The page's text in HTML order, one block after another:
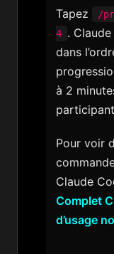
Tapez
/
4 .
dans
à 2
Pour voir
Claude
Complet
d’usage